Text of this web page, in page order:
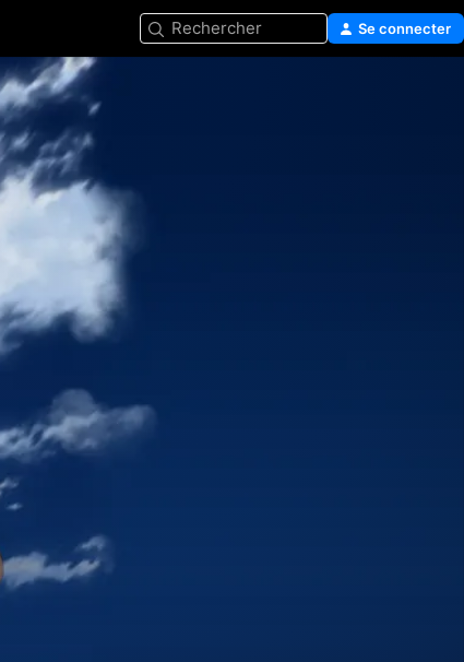
Rechercher Se connecter